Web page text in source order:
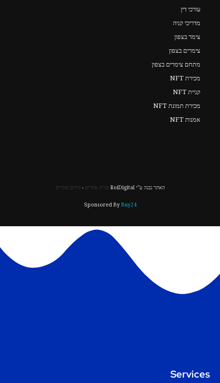
עורכי דין
מדריכי קניה
צימר בצפון
צימרים בצפון
מתחם צימרים בצפון
מכירת NFT
קניית NFT
מכירת תמונת NFT
אמנות NFT
האתר נבנה ע"י RoiDigital בניית אתרים -קידום אתרים
Sponsored By Buy24
Services